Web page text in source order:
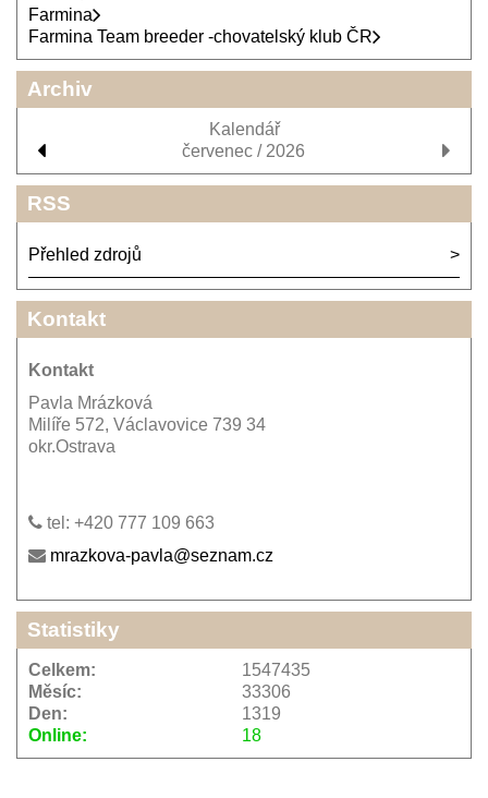
Farmina
Farmina Team breeder -chovatelský klub ČR
Archiv
Kalendář
červenec / 2026
RSS
Přehled zdrojů
Kontakt
Kontakt
Pavla Mrázková
Milíře 572, Václavovice 739 34
okr.Ostrava
tel: +420 777 109 663
mrazkova-pavla@seznam.cz
Statistiky
Online: 18
Celkem:
1547435
Měsíc:
33306
Den:
1319